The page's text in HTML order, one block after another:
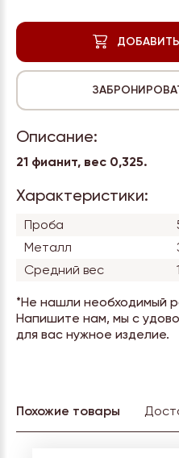
Описание:
21 фианит, вес 0,325.
Характеристики:
Проба
Металл
Средний вес
*Не нашли необходимый
Напишите нам, мы с
для вас нужное изделие.
Похожие товары